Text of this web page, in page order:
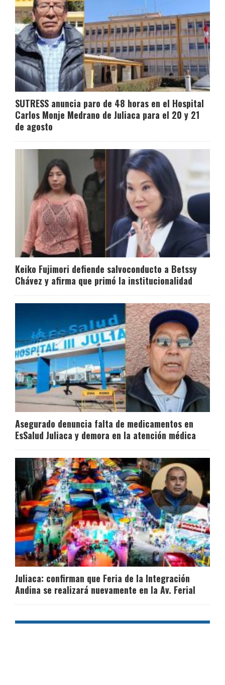
SUTRESS anuncia paro de 48 horas en el Hospital
Carlos Monje Medrano de Juliaca para el 20 y 21
de agosto
Keiko Fujimori defiende salvoconducto a Betssy
Chávez y afirma que primó la institucionalidad
Asegurado denuncia falta de medicamentos en
EsSalud Juliaca y demora en la atención médica
Juliaca: confirman que Feria de la Integración
Andina se realizará nuevamente en la Av. Ferial